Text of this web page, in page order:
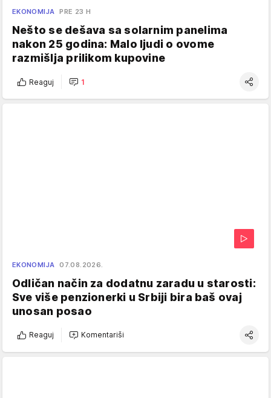
EKONOMIJA PRE 23 H
Nešto se dešava sa solarnim panelima
nakon 25 godina: Malo ljudi o ovome
razmišlja prilikom kupovine
Reaguj 1
EKONOMIJA 07.08.2026.
Odličan način za dodatnu zaradu u starosti:
Sve više penzionerki u Srbiji bira baš ovaj
unosan posao
Reaguj Komentariši